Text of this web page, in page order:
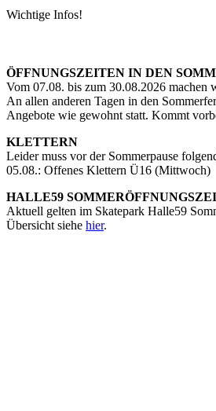
Wichtige Infos!
ÖFFNUNGSZEITEN IN DEN
Vom 07.08. bis zum 30.08.2026 machen
An allen anderen Tagen in den
Angebote wie gewohnt statt. Kommt
KLETTERN
Leider muss vor der Sommerpause
05.08.: Offenes Klettern Ü16 (Mittwoch)
HALLE59
Aktuell gelten im Skatepark Halle59
Übersicht siehe hier.